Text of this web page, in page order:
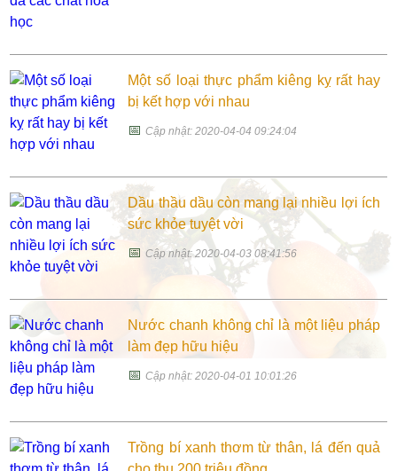
Một số loại thực phẩm kiêng kỵ rất hay
bị kết hợp với nhau
📅Cập nhật: 2020-04-04 09:24:04
Dầu thầu dầu còn mang lại nhiều lợi ích
sức khỏe tuyệt vời
📅Cập nhật: 2020-04-03 08:41:56
Nước chanh không chỉ là một liệu pháp
làm đẹp hữu hiệu
📅Cập nhật: 2020-04-01 10:01:26
Trồng bí xanh thơm từ thân, lá đến quả